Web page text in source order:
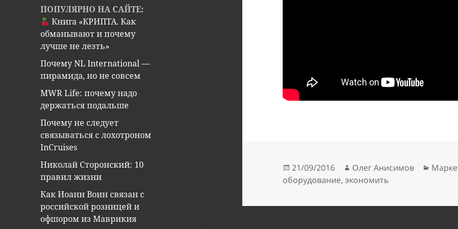
ПОПУЛЯРНО НА САЙТЕ:
Книга «КРИПТА. Как
обманывают и почему
лучше не лезть»
Почему NL International —
пирамида, но не совсем
MWR Life: почему надо
держаться подальше
Почему не следует
связываться с лохотроном
InCruises
Николай Сторонский: 10
правил жизни
Как Иоанн Воин связан с
российской розницей и
офшором из Маврикия
Опубликовано
21/09/2016 Автор
Олег Анисимов
оборудование,экономить